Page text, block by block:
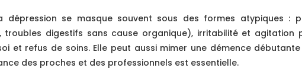
dépression se masque souvent sous des formes atypiques :
troubles digestifs sans cause organique), irritabilité et agitation
et refus de soins. Elle peut aussi mimer une démence
des proches et des professionnels est essentielle.